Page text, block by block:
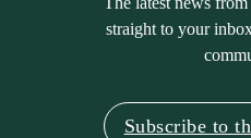
straight to your
Subscribe to